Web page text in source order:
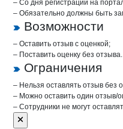
– Со дня регистрации на
– Обязательно должны быть
Возможности
– Оставить отзыв с оценкой;
– Поставить оценку без отзыва.
Ограничения
– Нельзя оставлять отзыв без
– Можно оставить один отзыв/
– Сотрудники не могут